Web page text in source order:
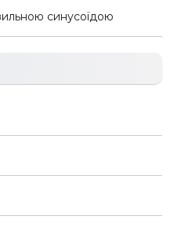
синусоїдою